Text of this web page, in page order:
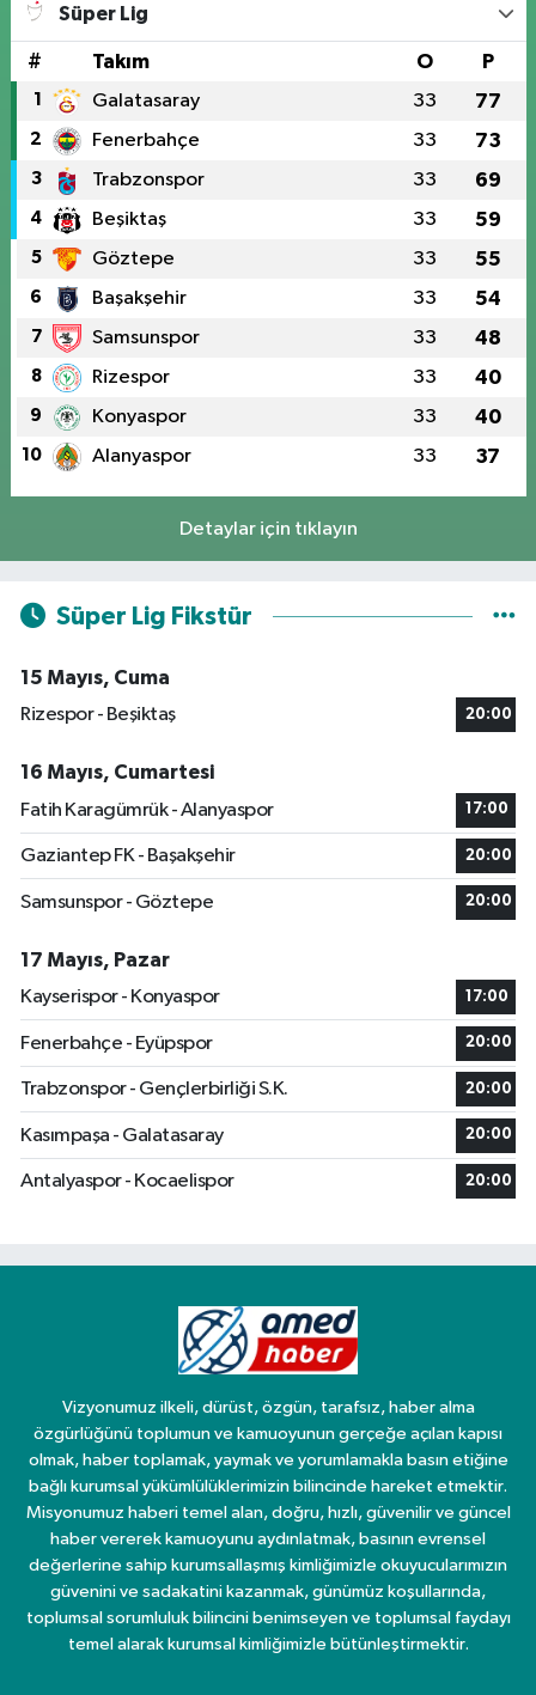
Süper Lig
# Takım O P
1 Galatasaray 33 77
2 Fenerbahçe 33 73
3 Trabzonspor 33 69
4 Beşiktaş 33 59
5 Göztepe 33 55
6 Başakşehir 33 54
7 Samsunspor 33 48
8 Rizespor 33 40
9 Konyaspor 33 40
10 Alanyaspor 33 37
Detaylar için tıklayın
Süper Lig Fikstür
15 Mayıs, Cuma
Rizespor - Beşiktaş
20:00
16 Mayıs, Cumartesi
Fatih Karagümrük - Alanyaspor
17:00
Gaziantep FK - Başakşehir 20:00
Samsunspor - Göztepe 20:00
17 Mayıs, Pazar
Kayserispor - Konyaspor
17:00
Fenerbahçe - Eyüpspor 20:00
Trabzonspor - Gençlerbirliği S.K. 20:00
Kasımpaşa - Galatasaray 20:00
Antalyaspor - Kocaelispor 20:00
Vizyonumuz ilkeli, dürüst, özgün, tarafsız, haber alma
özgürlüğünü toplumun ve kamuoyunun gerçeğe açılan kapısı
olmak, haber toplamak, yaymak ve yorumlamakla basın etiğine
bağlı kurumsal yükümlülüklerimizin bilincinde hareket etmektir.
Misyonumuz haberi temel alan, doğru, hızlı, güvenilir ve güncel
haber vererek kamuoyunu aydınlatmak, basının evrensel
değerlerine sahip kurumsallaşmış kimliğimizle okuyucularımızın
güvenini ve sadakatini kazanmak, günümüz koşullarında,
toplumsal sorumluluk bilincini benimseyen ve toplumsal faydayı
temel alarak kurumsal kimliğimizle bütünleştirmektir.